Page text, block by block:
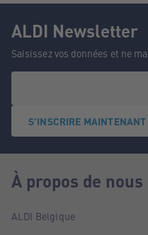
ALDI Newsletter
Saisissez vos données et ne
S'INSCRIRE MAINTENANT
À propos de nous
ALDI Belgique